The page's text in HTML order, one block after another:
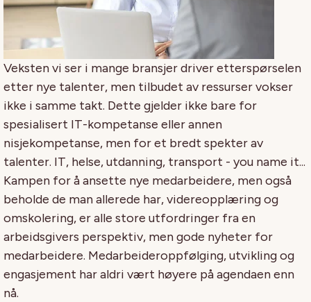
Veksten vi ser i mange bransjer driver etterspørselen
etter nye talenter, men tilbudet av ressurser vokser
ikke i samme takt. Dette gjelder ikke bare for
spesialisert IT-kompetanse eller annen
nisjekompetanse, men for et bredt spekter av
talenter. IT, helse, utdanning, transport - you name it...
Kampen for å ansette nye medarbeidere, men også
beholde de man allerede har, videreopplæring og
omskolering, er alle store utfordringer fra en
arbeidsgivers perspektiv, men gode nyheter for
medarbeidere. Medarbeideroppfølging, utvikling og
engasjement har aldri vært høyere på agendaen enn
nå.